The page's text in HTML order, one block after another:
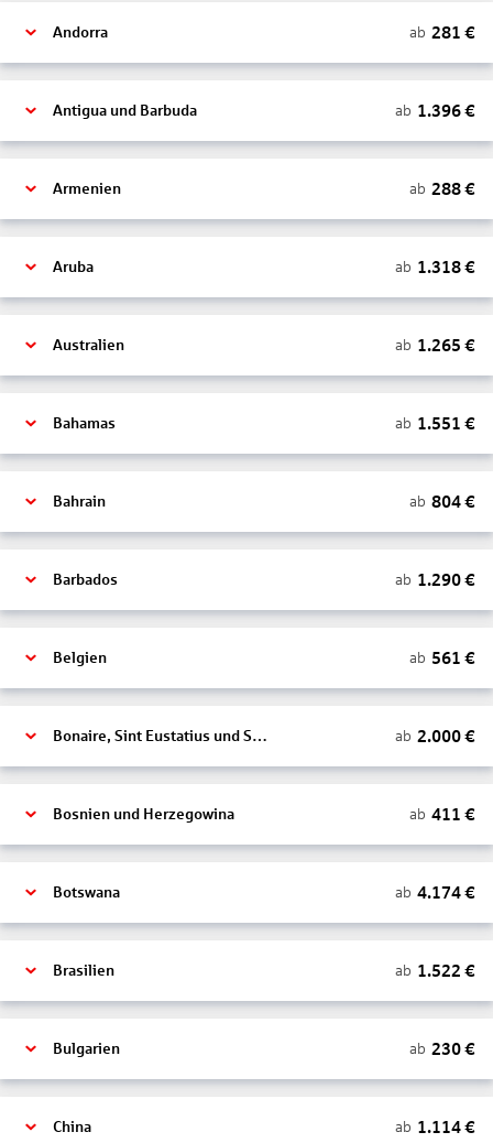
Andorra ab 281 €
Antigua und Barbuda ab 1.396€
Armenien ab 288€
Aruba ab 1.318€
Australien ab 1.265 €
Bahamas ab 1.551 €
Bahrain ab 804€
Barbados ab 1.290€
Belgien ab 561 €
Bonaire, Sint Eustatius und Saba ab 2.000€
Bosnien und Herzegowina ab 411 €
Botswana ab 4.174€
Brasilien ab 1.522 €
Bulgarien ab 230€
China ab 1.114€